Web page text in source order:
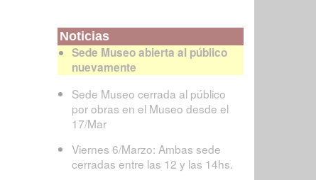
Noticias
Sede Museo abierta al público
nuevamente
Sede Museo cerrada al público
por obras en el Museo desde el
17/Mar
Viernes 6/Marzo: Ambas sede
cerradas entre las 12 y las 14hs.